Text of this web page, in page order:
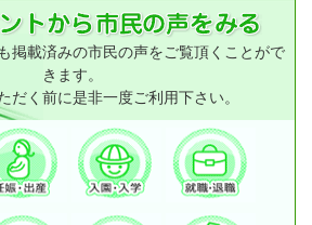
掲載済みの市民の声をご覧頂くことがで
きます。
だく前に是非一度ご利用下さい。